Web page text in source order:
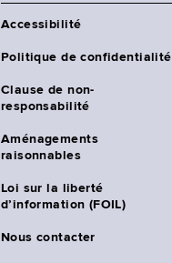
Accessibilité
Politique de confidentialité
Clause de non-
responsabilité
Aménagements
raisonnables
Loi sur la liberté
d’information (FOIL)
Nous contacter